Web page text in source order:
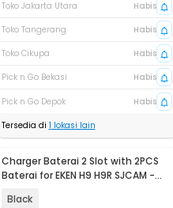
Toko Jakarta Utara
Habis
Toko Tangerang
Habis
Toko Cikupa
Habis
Pick n Go Bekasi
Habis
Pick n Go Depok
Habis
Tersedia di 1 lokasi lain
Charger Baterai 2 Slot with 2PCS
Baterai for EKEN H9 H9R SJCAM -
Black